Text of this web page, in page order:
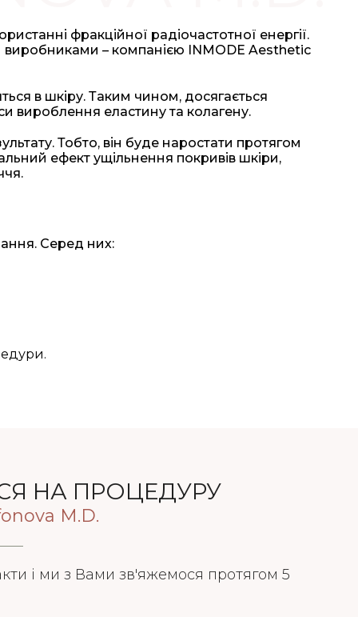
фракційної радіочастотної енергії.
– компанією INMODE Aesthetic
в шкіру. Таким чином, досягається
вироблення еластину та колагену.
Тобто, він буде наростати протягом
ефект ущільнення покривів шкіри,
Серед них:
НА ПРОЦЕДУРУ
M.D.
і ми з Вами зв'яжемося протягом 5